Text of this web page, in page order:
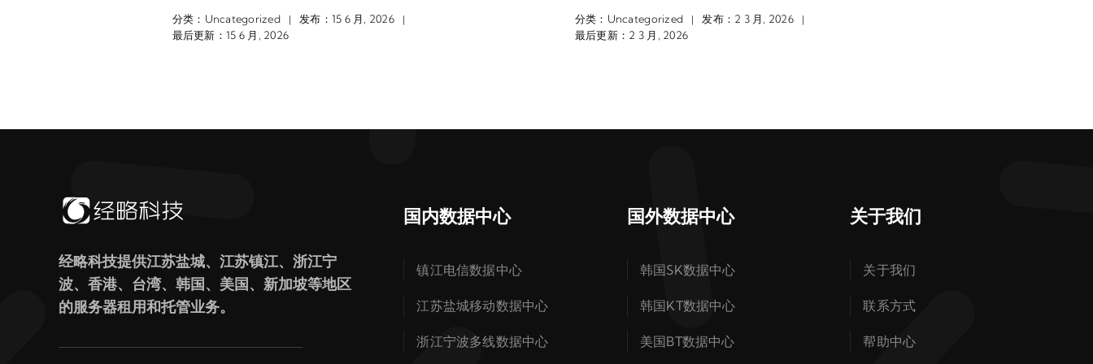
分类： Uncategorized | 发布：15 6 月, 2026
|
最后更新：15 6 月, 2026
分类： Uncategorized | 发布：2 3 月, 2026
|
最后更新：2 3 月, 2026
经略科技提供江苏盐城、江苏镇江、浙江宁
波、香港、台湾、韩国、美国、新加坡等地区
的服务器租用和托管业务。
国内数据中心
镇江电信数据中心
江苏盐城移动数据中心
浙江宁波多线数据中心
国外数据中心
韩国SK数据中心
韩国KT数据中心
美国BT数据中心
关于我们
关于我们
联系方式
帮助中心